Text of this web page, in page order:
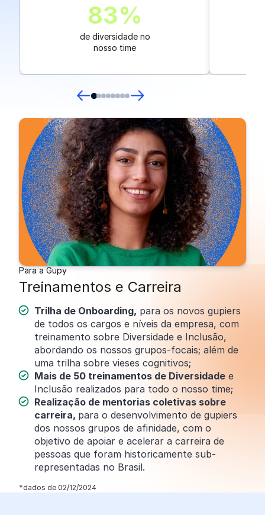
83%
de diversidade no
nosso time
Para a Gupy
Treinamentos e Carreira
Trilha de Onboarding, para os novos gupiers
de todos os cargos e níveis da empresa, com
treinamento sobre Diversidade e Inclusão,
abordando os nossos grupos-focais; além de
uma trilha sobre vieses cognitivos;
Mais de 50 treinamentos de Diversidade e
Inclusão realizados para todo o nosso time;
Realização de mentorias coletivas sobre
carreira, para o desenvolvimento de gupiers
dos nossos grupos de afinidade, com o
objetivo de apoiar e acelerar a carreira de
pessoas que foram historicamente sub-
representadas no Brasil.
*dados de 02/12/2024